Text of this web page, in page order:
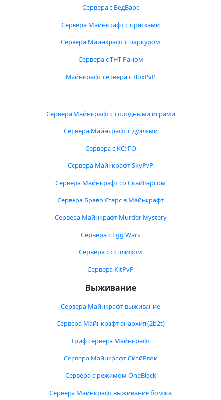
Сервера с БедВарс
Сервера Майнкрафт с прятками
Сервера Майнкрафт с паркуром
Сервера с ТНТ Раном
Майнкрафт сервера с BoxPvP
Сервера Майнкрафт с голодными играми
Сервера Майнкрафт с дуэлями
Сервера с КС: ГО
Сервера Майнкрафт SkyPvP
Сервера Майнкрафт со СкайВарсом
Сервера Браво Старс в Майнкрафт
Сервера Майнкрафт Murder Mystery
Сервера с Egg Wars
Сервера со сплифом
Сервера KitPvP
Выживание
Сервера Майнкрафт выживание
Сервера Майнкрафт анархия (2b2t)
Гриф сервера Майнкрафт
Сервера Майнкрафт СкайБлок
Сервера с режимом OneBlock
Сервера Майнкрафт выживание бомжа